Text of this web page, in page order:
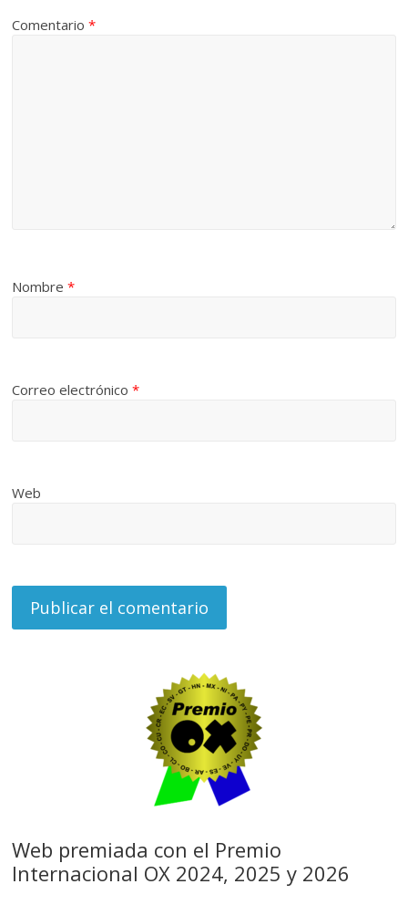
Comentario*
Nombre*
Correo electrónico*
Web
Web premiada con el Premio
Internacional OX 2024, 2025 y 2026